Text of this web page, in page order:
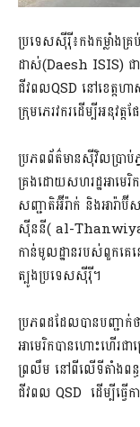
ប្រទេសស៊ីរ៉ី៖កងកម្លាំងគ្រ
ដាស់(Daesh ISIS) ជា
ជីវពលQSD នៅខេត្ត
ក្រុមភេរវករដើម្បីអនុវត្
ប្រភពព័ត៌មានស៊ីវិលប្រាប់ភ្
គ្រងដោយសហរដ្ឋអាមេរិក
សញ្ជាតិអ៊ីរ៉ាក់ និងអារ៉ា
ស៊ីននី( al-
កាន់មូលដ្ឋានរបស់ពួកគ
ត្បូងប្រទេសស៊ីរ៉ី។
ប្រភពដដែលបានបញ្ជាក់ថ
អាមេរិកបានហោះហើរជ
ព្រលឹម នៅពីលើទីតាំងពន្
ជីវពល QSD ដើម្បីធ្វើក